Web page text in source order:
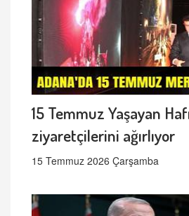
15 Temmuz Yaşayan
ziyaretçilerini ağırlıyor
15 Temmuz 2026 Çarşamba